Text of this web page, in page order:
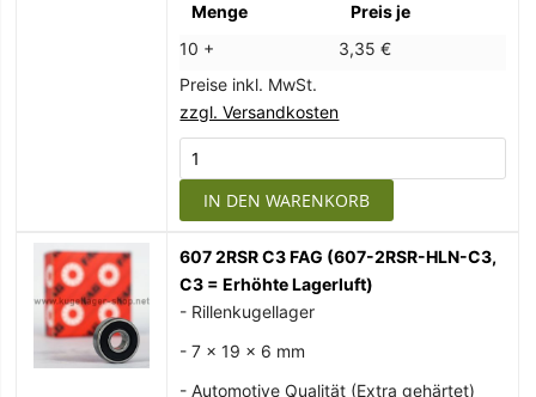
Menge
Preis je
10 +
3,35 €
Preise inkl. MwSt.
zzgl. Versandkosten
IN DEN WARENKORB
607 2RSR C3 FAG (607-2RSR-HLN-C3,
C3 = Erhöhte Lagerluft)
- Rillenkugellager
- 7 x 19 x 6 mm
- Automotive Qualität (Extra gehärtet)